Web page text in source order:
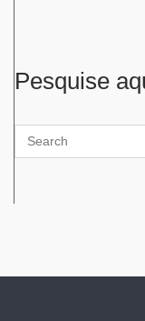
Pesquise